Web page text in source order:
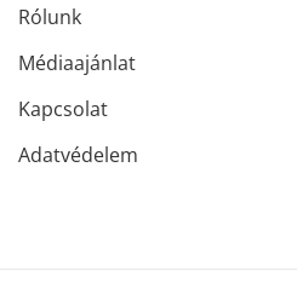
Rólunk
Médiaajánlat
Kapcsolat
Adatvédelem